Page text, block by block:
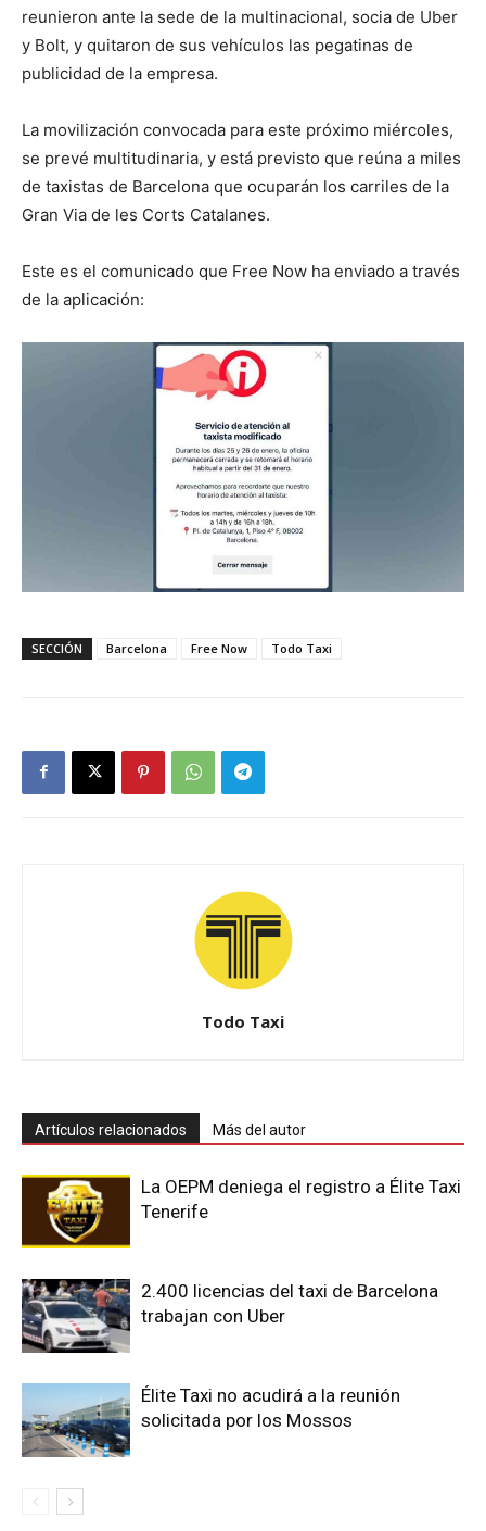
reunieron ante la sede de la multinacional, socia de Uber
y Bolt, y quitaron de sus vehículos las pegatinas de
publicidad de la empresa.
La movilización convocada para este próximo miércoles,
se prevé multitudinaria, y está previsto que reúna a miles
de taxistas de Barcelona que ocuparán los carriles de la
Gran Via de les Corts Catalanes.
Este es el comunicado que Free Now ha enviado a través
de la aplicación:
SECCIÓN Barcelona Free Now Todo Taxi
Todo Taxi
Artículos relacionados Más del autor
La OEPM deniega el registro a Élite Taxi
Tenerife
2.400 licencias del taxi de Barcelona
trabajan con Uber
Élite Taxi no acudirá a la reunión
solicitada por los Mossos